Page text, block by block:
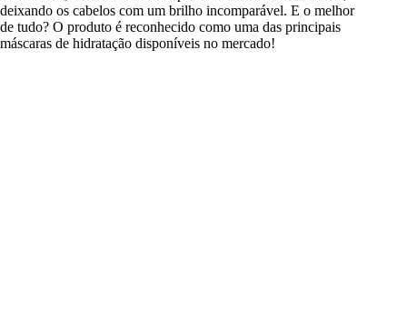
deixando os cabelos com um brilho incomparável. E o melhor
de tudo? O produto é reconhecido como uma das principais
máscaras de hidratação disponíveis no mercado!